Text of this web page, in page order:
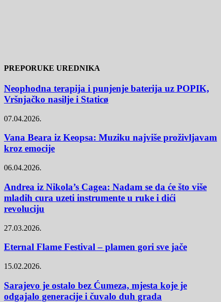
PREPORUKE UREDNIKA
Neophodna terapija i punjenje baterija uz POPIK,
Vršnjačko nasilje i Staticø
07.04.2026.
Vana Beara iz Keopsa: Muziku najviše proživljavam
kroz emocije
06.04.2026.
Andrea iz Nikola’s Cagea: Nadam se da će što više
mladih cura uzeti instrumente u ruke i dići
revoluciju
27.03.2026.
Eternal Flame Festival – plamen gori sve jače
15.02.2026.
Sarajevo je ostalo bez Ćumeza, mjesta koje je
odgajalo generacije i čuvalo duh grada